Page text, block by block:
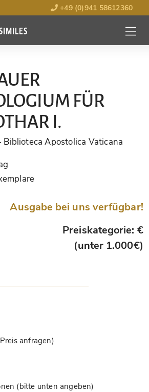
+49 (0)941 58612360
MENÜ
FÜR
I.
Biblioteca Apostolica Vaticana
Ausgabe bei uns verfügbar!
Preiskategorie: €
(unter 1.000€)
anfragen)
(bitte unten angeben)